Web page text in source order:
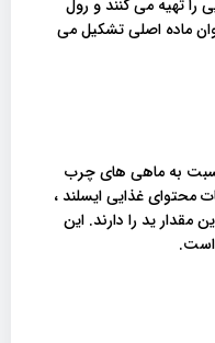
تهیه می کنند و رول
ماده اصلی تشکیل می
به ماهی های چرب
محتوای غذایی ایسلند ،
ید را دارند. این
است.